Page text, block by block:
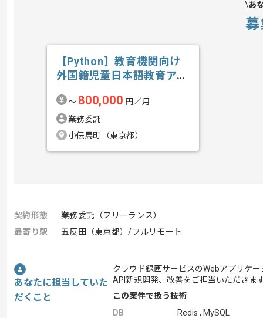
あ
【Python】教育機関向け
外国籍児童日本語教育アプ
〜 800,000 円／月
業務委託
小伝馬町（東京都）
契約形態
業務委託（フリーランス）
最寄り駅
五反田（東京都）/フルリモート
あなたに担当していた
だくこと
クラウド録画サービスのWebアプリケ
API新規開発、改善をご担当いただきま
この案件で扱う技術
DB
Redis , MySQL